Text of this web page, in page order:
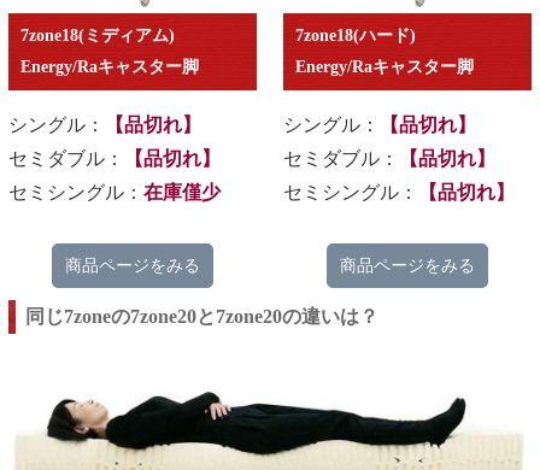
7zone18(ミディアム)
Energy/Raキャスター脚
シングル：
【品切れ】
セミダブル：
【品切れ】
セミシングル： 在庫僅少
商品ページをみる
7zone18(ハード)
Energy/Raキャスター脚
シングル：
【品切れ】
セミダブル：
【品切れ】
セミシングル：
【品切れ】
商品ページをみる
同じ7zoneの7zone20と7zone20の違いは？